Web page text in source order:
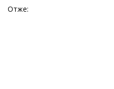
Отже: